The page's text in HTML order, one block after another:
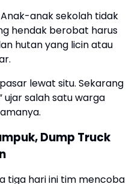
anak sekolah tidak
hendak berobat harus
hutan yang licin atau
lewat situ. Sekarang
ujar salah satu warga
Dump Truck
tiga hari ini tim mencoba